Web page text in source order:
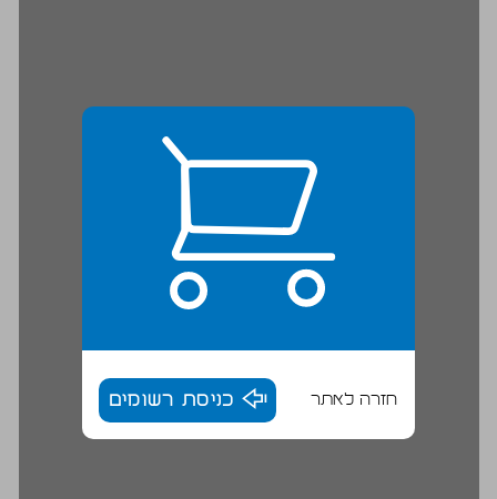
חזרה לאתר כניסת רשומים